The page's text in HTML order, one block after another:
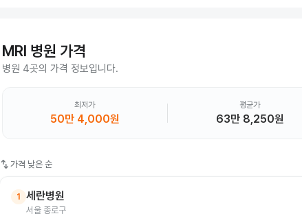
MRI 병원 가격
병원 4곳의 가격 정보입니다.
최저가
50만 4,000원
평균가
63만 8,250원
swap_vert 가격 낮은 순
1 세란병원
서울 종로구